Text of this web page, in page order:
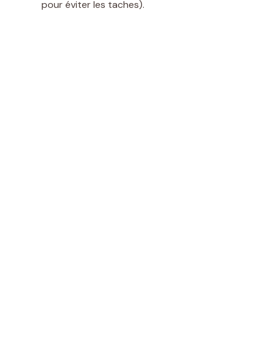
pour éviter les taches).